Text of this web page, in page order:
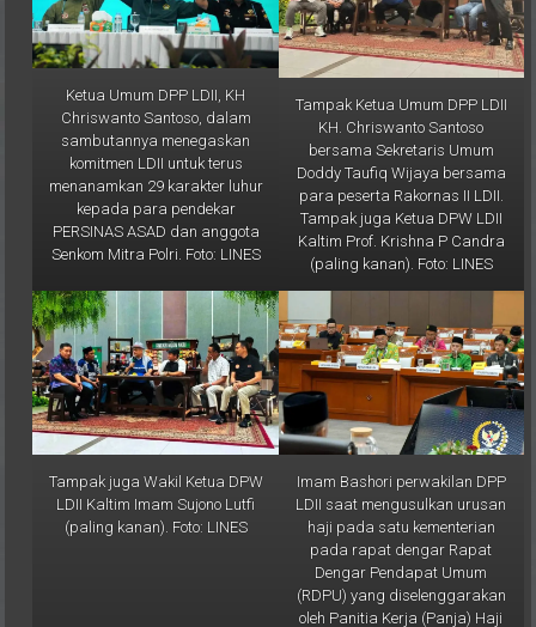
Ketua Umum DPP LDII, KH
Chriswanto Santoso, dalam
sambutannya menegaskan
komitmen LDII untuk terus
menanamkan 29 karakter luhur
kepada para pendekar
PERSINAS ASAD dan anggota
Senkom Mitra Polri. Foto: LINES
Tampak Ketua Umum DPP LDII
KH. Chriswanto Santoso
bersama Sekretaris Umum
Doddy Taufiq Wijaya bersama
para peserta Rakornas II LDII.
Tampak juga Ketua DPW LDII
Kaltim Prof. Krishna P Candra
(paling kanan). Foto: LINES
Tampak juga Wakil Ketua DPW
LDII Kaltim Imam Sujono Lutfi
(paling kanan). Foto: LINES
Imam Bashori perwakilan DPP
LDII saat mengusulkan urusan
haji pada satu kementerian
pada rapat dengar Rapat
Dengar Pendapat Umum
(RDPU) yang diselenggarakan
oleh Panitia Kerja (Panja) Haji
dan Umrah Komisi VIII DPR RI